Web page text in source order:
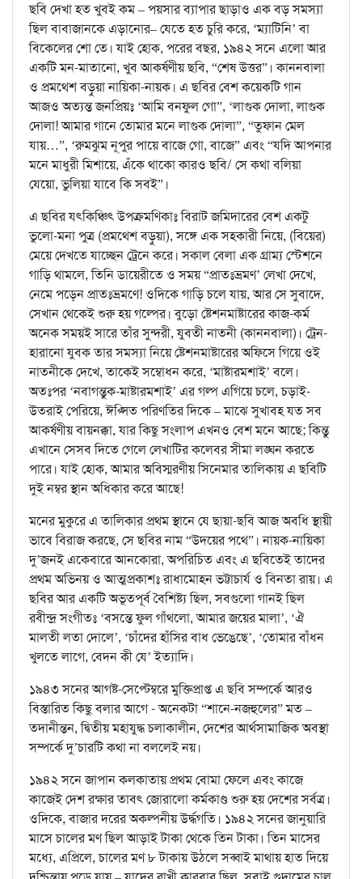
ছবি দেখা হত খুবই কম – পয়সার ব্যাপার ছাড়াও এক বড় সমস্যা
ছিল বাবাজানকে এড়ানোর– যেতে হত চুরি করে, ‘ম্যাটিনি’ বা
বিকেলের শো তে। যাই হোক, পরের বছর, ১৯৪২ সনে এলো আর
একটি মন-মাতানো, খুব আকর্ষণীয় ছবি, “শেষ উত্তর”। কাননবালা
ও প্রমথেশ বড়ুয়া নায়িকা-নায়ক। এ ছবির বেশ কয়েকটি গান
আজও অত্যন্ত জনপ্রিয়ঃ ‘আমি বনফুল গো”, ‘লাগুক দোলা, লাগুক
দোলা! আমার গানে তোমার মনে লাগুক দোলা”, “তুফান মেল
যায়…”, ‘রুমঝুম নূপুর পায়ে বাজে গো, বাজে” এবং “যদি আপনার
মনে মাধুরী মিশায়ে, এঁকে থাকো কারও ছবি/ সে কথা বলিয়া
যেয়ো, ভুলিয়া যাবে কি সবই”।
এ ছবির যৎকিঞ্চিৎ উপক্রমণিকাঃ বিরাট জমিদারের বেশ একটু
ভুলো-মনা পুত্র (প্রমথেশ বড়ুয়া), সঙ্গে এক সহকারী নিয়ে, (বিয়ের)
মেয়ে দেখতে যাচ্ছেন ট্রেনে করে। সকাল বেলা এক গ্রাম্য স্টেশনে
গাড়ি থামলে, তিনি ডায়েরীতে ও সময় “প্রাতঃভ্রমণ’ লেখা দেখে,
নেমে পড়েন প্রাতঃভ্রমণে! ওদিকে গাড়ি চলে যায়, আর সে সুবাদে,
সেখান থেকেই শুরু হয় গল্পের। বুড়ো ষ্টেশনমাষ্টারের কাজ-কর্ম
অনেক সময়ই সারে তাঁর সুন্দরী, যুবতী নাতনী (কাননবালা)। ট্রেন-
হারানো যুবক তার সমস্যা নিয়ে ষ্টেশনমাষ্টারের অফিসে গিয়ে ওই
নাতনীকে দেখে, তাকেই সম্বোধন করে, ‘মাষ্টারমশাই’ বলে।
অতঃপর ‘নবাগন্তুক-মাষ্টারমশাই’ এর গল্প এগিয়ে চলে, চড়াই-
উতরাই পেরিয়ে, ঈপ্সিত পরিণতির দিকে – মাঝে সুখাবহ যত সব
আকর্ষণীয় বায়নক্কা, যার কিছু সংলাপ এখনও বেশ মনে আছে; কিন্তু
এখানে সেসব দিতে গেলে লেখাটির কলেবর সীমা লঙ্ঘন করতে
পারে। যাই হোক, আমার অবিস্মরণীয় সিনেমার তালিকায় এ ছবিটি
দুই নম্বর স্থান অধিকার করে আছে!
মনের মুকুরে এ তালিকার প্রথম স্থানে যে ছায়া-ছবি আজ অবধি স্থায়ী
ভাবে বিরাজ করছে, সে ছবির নাম “উদয়ের পথে”। নায়ক-নায়িকা
দু’জনই একেবারে আনকোরা, অপরিচিত এবং এ ছবিতেই তাদের
প্রথম অভিনয় ও আত্মপ্রকাশঃ রাধামোহন ভট্টাচার্য ও বিনতা রায়। এ
ছবির আর একটি অভূতপূর্ব বৈশিষ্ট্য ছিল, সবগুলো গানই ছিল
রবীন্দ্র সংগীতঃ ‘বসন্তে ফুল গাঁথলো, আমার জয়ের মালা’, ‘ঐ
মালতী লতা দোলে’, ‘চাঁদের হাঁসির বাধ ভেঙেছে’, ‘তোমার বাঁধন
খুলতে লাগে, বেদন কী যে’ ইত্যাদি।
১৯৪৩ সনের আগষ্ট-সেপ্টেম্বরে মুক্তিপ্রাপ্ত এ ছবি সম্পর্কে আরও
বিস্তারিত কিছু বলার আগে - অনেকটা “শানে-নজহুলের” মত –
তদানীন্তন, দ্বিতীয় মহাযুদ্ধ চলাকালীন, দেশের আর্থসামাজিক অবস্থা
সম্পর্কে দু’চারটি কথা না বললেই নয়।
১৯৪২ সনে জাপান কলকাতায় প্রথম বোমা ফেলে এবং কাজে
কাজেই দেশ রক্ষার তাবৎ জোরালো কর্মকাণ্ড শুরু হয় দেশের সর্বত্র।
ওদিকে, বাজার দরের অকল্পনীয় উর্দ্ধগতি। ১৯৪২ সনের জানুয়ারি
মাসে চালের মণ ছিল আড়াই টাকা থেকে তিন টাকা। তিন মাসের
মধ্যে, এপ্রিলে, চালের মণ ৮ টাকায় উঠলে সব্বাই মাথায় হাত দিয়ে